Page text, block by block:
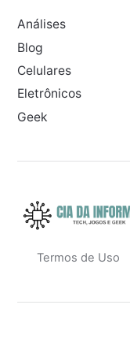
Análises
Blog
Celulares
Eletrônicos
Geek
Termos de Uso